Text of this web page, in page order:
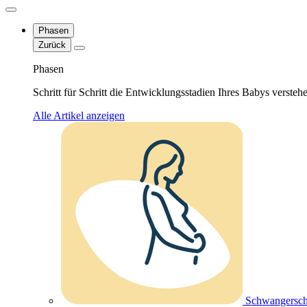
Phasen
Zurück
Phasen
Schritt für Schritt die Entwicklungsstadien Ihres Babys
Alle Artikel anzeigen